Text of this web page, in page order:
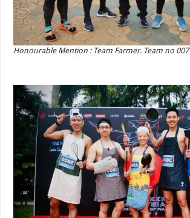
Honourable Mention : Team Farmer. Team no 007